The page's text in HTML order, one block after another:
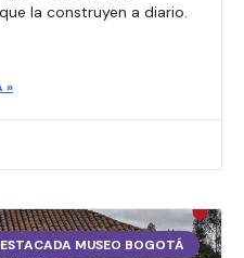
la construyen a diario.
»
MUSEO BOGOTÁ